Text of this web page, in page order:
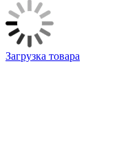
Загрузка товара